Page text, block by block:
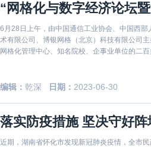
“网格化与数字经济论坛
6月28日上午，由中国通信工业协会、中国西
术有限公司、博银网格（北京）科技有限公司
网格化管理中心、知名院校、企事业单位的二百多名代表参会。 本次大会的召开是为了贯彻落实中共中央、国
编辑： 乾深 日期： 2023-06-30
落实防疫措施 坚决守好
近期，湖南省怀化市发现新冠肺炎疫情，全市